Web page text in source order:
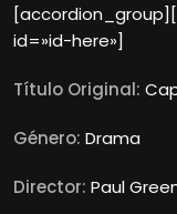
id=»id-here»]
Título Original:
Género: Drama
Director: Paul